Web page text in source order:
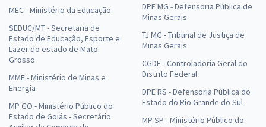
MEC - Ministério da Educação
SEDUC/MT - Secretaria de
Estado de Educação, Esporte e
Lazer do estado de Mato
Grosso
MME - Ministério de Minas e
Energia
MP GO - Ministério Público do
Estado de Goiás - Secretário
DPE MG - Defensoria Pública de
Minas Gerais
TJ MG - Tribunal de Justiça de
Minas Gerais
CGDF - Controladoria Geral do
Distrito Federal
DPE RS - Defensoria Pública do
Estado do Rio Grande do Sul
MP SP - Ministério Público do